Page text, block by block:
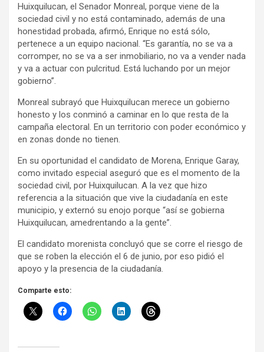
Huixquilucan, el Senador Monreal, porque viene de la
sociedad civil y no está contaminado, además de una
honestidad probada, afirmó, Enrique no está sólo,
pertenece a un equipo nacional. “Es garantía, no se va a
corromper, no se va a ser inmobiliario, no va a vender nada
y va a actuar con pulcritud. Está luchando por un mejor
gobierno”.
Monreal subrayó que Huixquilucan merece un gobierno
honesto y los conminó a caminar en lo que resta de la
campaña electoral. En un territorio con poder económico y
en zonas donde no tienen.
En su oportunidad el candidato de Morena, Enrique Garay,
como invitado especial aseguró que es el momento de la
sociedad civil, por Huixquilucan. A la vez que hizo
referencia a la situación que vive la ciudadanía en este
municipio, y externó su enojo porque “así se gobierna
Huixquilucan, amedrentando a la gente”.
El candidato morenista concluyó que se corre el riesgo de
que se roben la elección el 6 de junio, por eso pidió el
apoyo y la presencia de la ciudadanía.
Comparte esto: